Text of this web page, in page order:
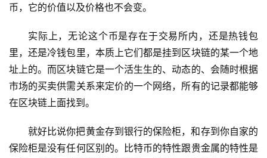
币，它的价值以及价格也不会变。
实际上，无论这个币是存在于交易所内，还是热钱包
里，还是冷钱包里，本质上它们都是挂到区块链的某一个地
址上的。而区块链它是一个活生生的、动态的、会随时根据
市场的买卖供需关系来定价的一个网络，所有的记录都能够
在区块链上面找到。
就好比说你把黄金存到银行的保险柜，和存到你自家的
保险柜是没有任何区别的。比特币的特性跟贵金属的特性是